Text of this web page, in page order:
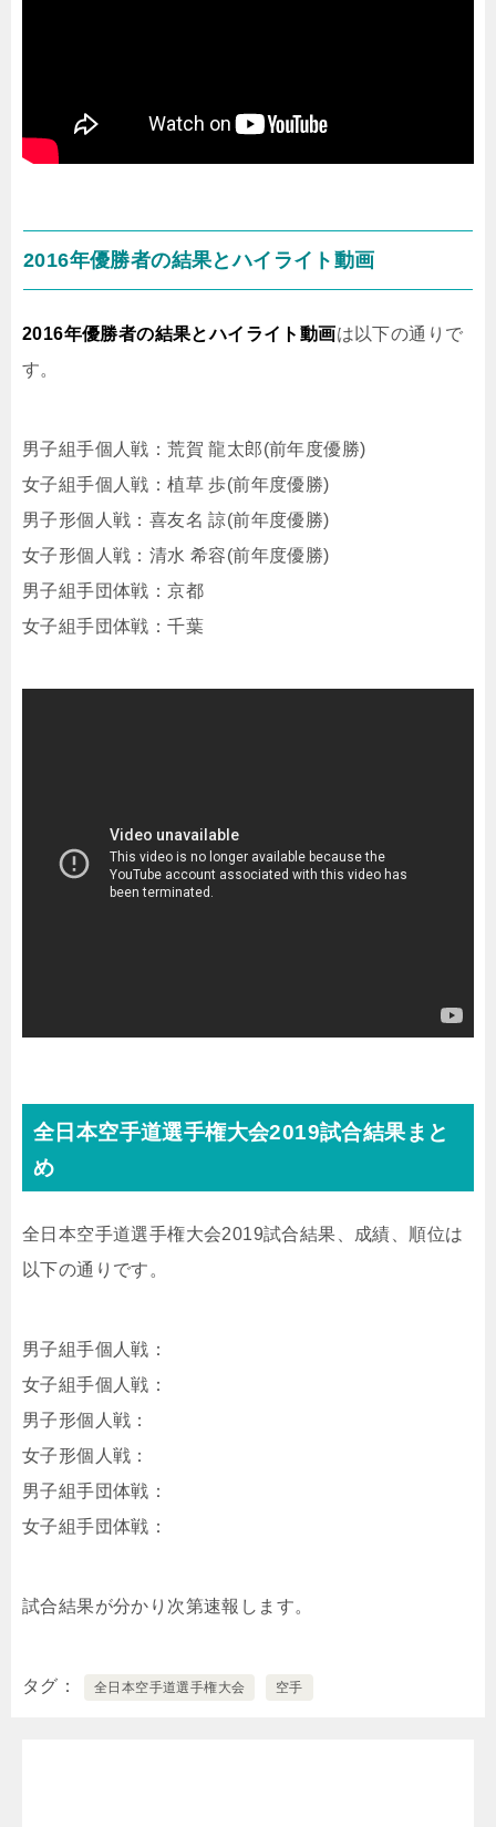
2016年優勝者の結果とハイライト動画
2016年優勝者の結果とハイライト動画は以下の通りで
す。
男子組手個人戦：荒賀 龍太郎(前年度優勝)
女子組手個人戦：植草 歩(前年度優勝)
男子形個人戦：喜友名 諒(前年度優勝)
女子形個人戦：清水 希容(前年度優勝)
男子組手団体戦：京都
女子組手団体戦：千葉
全日本空手道選手権大会2019試合結果まと
め
全日本空手道選手権大会2019試合結果、成績、順位は
以下の通りです。
男子組手個人戦：
女子組手個人戦：
男子形個人戦：
女子形個人戦：
男子組手団体戦：
女子組手団体戦：
試合結果が分かり次第速報します。
タグ 全日本空手道選手権大会 空手